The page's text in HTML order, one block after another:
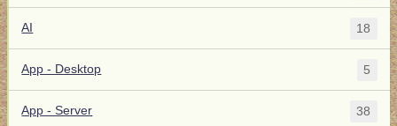
AI 18
App - Desktop 5
App - Server 38